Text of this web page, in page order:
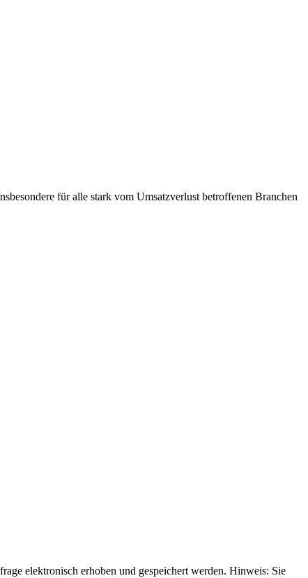
für alle stark vom Umsatzverlust betroffenen Branchen
elektronisch erhoben und gespeichert werden. Hinweis: Sie